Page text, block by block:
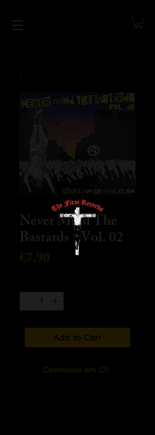
Never Mind The
Bastards - Vol. 02
€7.90 Price
Add to Cart
Coletânea em CD